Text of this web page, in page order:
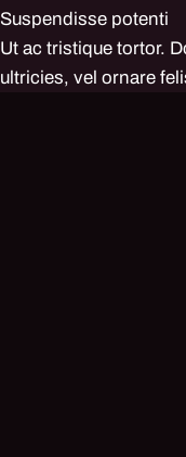
Suspendisse potenti
Ut ac tristique tortor.
ultricies, vel ornare